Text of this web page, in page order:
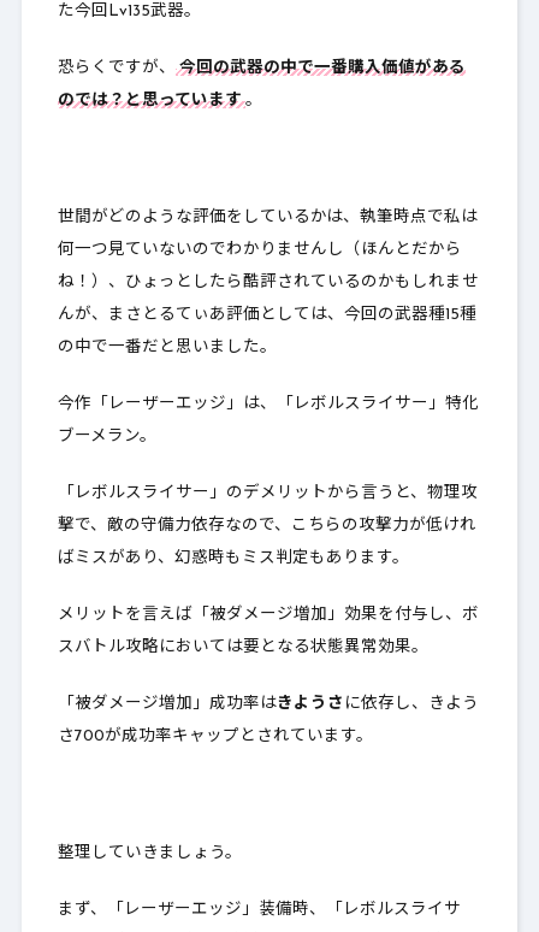
た今回Lv135武器。
恐らくですが、 今回の武器の中で一番購入価値がある
のでは？と思っています 。
世間がどのような評価をしているかは、執筆時点で私は
何一つ見ていないのでわかりませんし（ほんとだから
ね！）、ひょっとしたら酷評されているのかもしれませ
んが、まさとるてぃあ評価としては、今回の武器種15種
の中で一番だと思いました。
今作「レーザーエッジ」は、「レボルスライサー」特化
ブーメラン。
「レボルスライサー」のデメリットから言うと、物理攻
撃で、敵の守備力依存なので、こちらの攻撃力が低けれ
ばミスがあり、幻惑時もミス判定もあります。
メリットを言えば「被ダメージ増加」効果を付与し、ボ
スバトル攻略においては要となる状態異常効果。
「被ダメージ増加」成功率はきようさ に依存し、きよう
さ700が成功率キャップとされています。
整理していきましょう。
まず、「レーザーエッジ」装備時、「レボルスライサ